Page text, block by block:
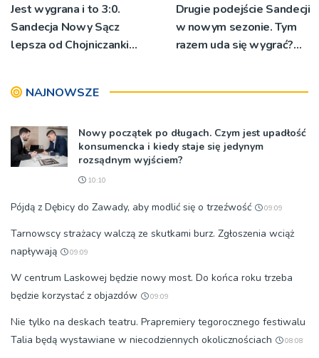
Jest wygrana i to 3:0.
Sandecja Nowy Sącz
lepsza od Chojniczanki
Drugie podejście Sandecji
w nowym sezonie. Tym
razem uda się wygrać?
NAJNOWSZE
Nowy początek po długach. Czym jest upadłość
konsumencka i kiedy staje się jedynym
rozsądnym wyjściem?
10:10
Pójdą z Dębicy do Zawady, aby modlić się o trzeźwość 09:09
Tarnowscy strażacy walczą ze skutkami burz. Zgłoszenia wciąż
napływają
09:09
W centrum Laskowej będzie nowy most. Do końca roku trzeba
będzie korzystać z objazdów
09:09
Nie tylko na deskach teatru. Prapremiery tegorocznego festiwalu
Talia będą wystawiane w niecodziennych okolicznościach
08:08